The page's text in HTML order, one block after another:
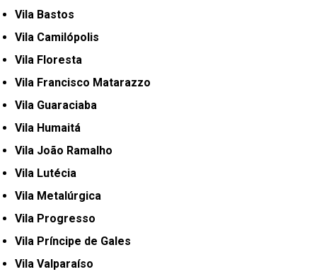
Vila Bastos
Vila Camilópolis
Vila Floresta
Vila Francisco Matarazzo
Vila Guaraciaba
Vila Humaitá
Vila João Ramalho
Vila Lutécia
Vila Metalúrgica
Vila Progresso
Vila Príncipe de Gales
Vila Valparaíso